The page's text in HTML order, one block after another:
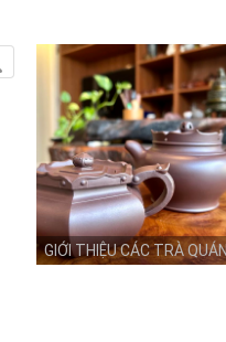
GIỚI THIỆU CÁC TRÀ